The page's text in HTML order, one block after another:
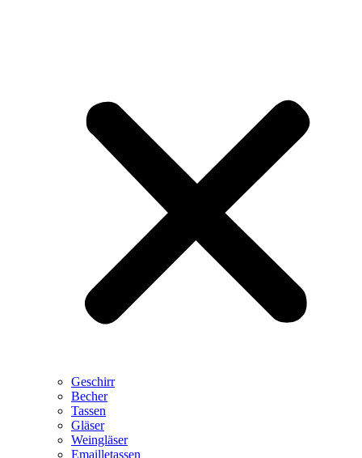
Geschirr
Becher
Tassen
Gläser
Weingläser
Emailletassen